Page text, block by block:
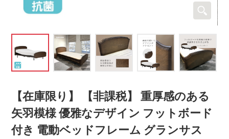
【在庫限り】 【非課税】 重厚感のある
矢羽模様 優雅なデザイン フットボード
付き 電動ベッドフレーム グランサス